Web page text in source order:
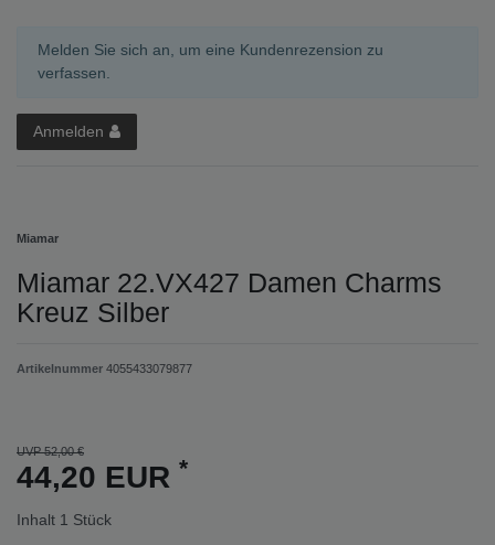
Melden Sie sich an, um eine Kundenrezension zu
verfassen.
Anmelden
Miamar
Miamar 22.VX427 Damen Charms
Kreuz Silber
Artikelnummer 4055433079877
UVP 52,00 €
44,20 EUR *
Inhalt 1 Stück